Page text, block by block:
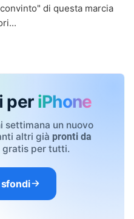
di questa marcia
per iPhone
settimana un nuovo
altri già pronti da
gratis per tutti.